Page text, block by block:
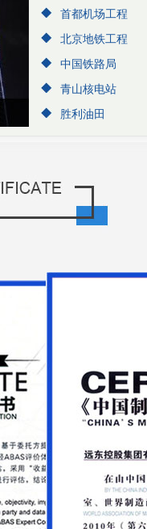
首都机场工程
北京地铁工程
中国铁路局
青山核电站
胜利油田